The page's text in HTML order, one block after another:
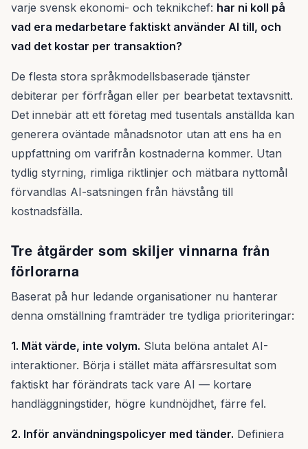
varje svensk ekonomi- och teknikchef: har ni koll på
vad era medarbetare faktiskt använder AI till, och
vad det kostar per transaktion?
De flesta stora språkmodellsbaserade tjänster
debiterar per förfrågan eller per bearbetat textavsnitt.
Det innebär att ett företag med tusentals anställda kan
generera oväntade månadsnotor utan att ens ha en
uppfattning om varifrån kostnaderna kommer. Utan
tydlig styrning, rimliga riktlinjer och mätbara nyttomål
förvandlas AI-satsningen från hävstång till
kostnadsfälla.
Tre åtgärder som skiljer vinnarna från
förlorarna
Baserat på hur ledande organisationer nu hanterar
denna omställning framträder tre tydliga prioriteringar:
1. Mät värde, inte volym. Sluta belöna antalet AI-
interaktioner. Börja i stället mäta affärsresultat som
faktiskt har förändrats tack vare AI — kortare
handläggningstider, högre kundnöjdhet, färre fel.
2. Inför användningspolicyer med tänder. Definiera